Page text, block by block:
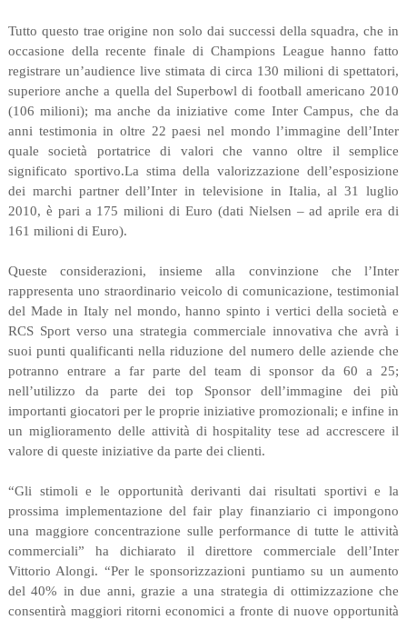
Tutto questo trae origine non solo dai successi della squadra, che in
occasione della recente finale di Champions League hanno fatto
registrare un’audience live stimata di circa 130 milioni di spettatori,
superiore anche a quella del Superbowl di football americano 2010
(106 milioni); ma anche da iniziative come Inter Campus, che da
anni testimonia in oltre 22 paesi nel mondo l’immagine dell’Inter
quale società portatrice di valori che vanno oltre il semplice
significato sportivo.La stima della valorizzazione dell’esposizione
dei marchi partner dell’Inter in televisione in Italia, al 31 luglio
2010, è pari a 175 milioni di Euro (dati Nielsen – ad aprile era di
161 milioni di Euro).
Queste considerazioni, insieme alla convinzione che l’Inter
rappresenta uno straordinario veicolo di comunicazione, testimonial
del Made in Italy nel mondo, hanno spinto i vertici della società e
RCS Sport verso una strategia commerciale innovativa che avrà i
suoi punti qualificanti nella riduzione del numero delle aziende che
potranno entrare a far parte del team di sponsor da 60 a 25;
nell’utilizzo da parte dei top Sponsor dell’immagine dei più
importanti giocatori per le proprie iniziative promozionali; e infine in
un miglioramento delle attività di hospitality tese ad accrescere il
valore di queste iniziative da parte dei clienti.
“Gli stimoli e le opportunità derivanti dai risultati sportivi e la
prossima implementazione del fair play finanziario ci impongono
una maggiore concentrazione sulle performance di tutte le attività
commerciali” ha dichiarato il direttore commerciale dell’Inter
Vittorio Alongi. “Per le sponsorizzazioni puntiamo su un aumento
del 40% in due anni, grazie a una strategia di ottimizzazione che
consentirà maggiori ritorni economici a fronte di nuove opportunità